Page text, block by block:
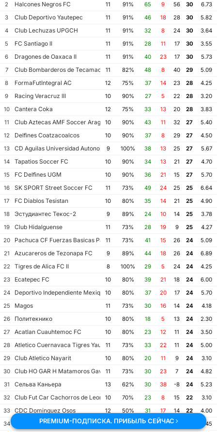
2
Halcones Negros FC 11 91% 65 9 56 30
6.73
3
Club Deportivo Yautepec 11 91% 46 18 28 30
5.82
4
Club Lechuzas UPGCH 11 91% 32 8 24 30
3.64
5
FC Santiago II 11 91% 28 11 17 30
3.55
6
Dragones de Oaxaca II 11 91% 40 23 17 30
5.73
7
Club Bombarderos de Tecamac 11 82% 48 8 40 29
5.09
8
FormaFutIntegral AC 12 75% 37 14 23 28
4.25
9
Racing Veracruz III 10 90% 27 5 22 28
3.20
10
Cantera Coka 12 75% 33 13 20 28
3.83
11
Club Aztecas AMF Soccer Aragon10 90% 43 11 32 27
5.40
12
Delfines Coatzacoalcos 10 90% 37 8 29 27
4.50
13
CD Aguilas Universidad Autonoma de Guerrero
9 100% 38 13 25 27
5.67
14
Tapatios Soccer FC 10 90% 34 13 21 27
4.70
15
FC Delfines UGM 10 90% 36 21 15 27
5.70
16
SK SPORT Street Soccer FC 11 73% 49 24 25 25
6.64
17
FC Diablos Tesistan 10 80% 35 14 21 25
4.90
18
Эстудиантес Текос-2 9 89% 24 10 14 25
3.78
19
Club Hidalguense 11 73% 28 19 9 25
4.27
20
Pachuca CF Fuerzas Basicas Pachuca CF III
11 73% 41 15 26 24
5.09
21
Azucareros de Tezonapa FC 9 89% 44 18 26 24
6.89
22
Tigres de Alica FC II 8 100% 29 5 24 24
4.25
23
Ecatepec FC 10 80% 39 21 18 24
6.00
24
Deportivo Independiente Mexiquense
10 80% 37 20 17 24
5.70
25
Magos 11 73% 30 16 14 24
4.18
26
Политекнико 10 80% 18 5 13 24
2.30
27
Acatlan Cuauhtemoc FC 10 80% 23 12 11 24
3.50
28
Atletico Cuernavaca Tigres Yautepec
11 73% 33 22 11 24
5.00
29
Club Atletico Nayarit 10 80% 20 11 9 24
3.10
30
Club HO GAR H Matamoros Gavilanes FC Matamoros II
11 73% 30 23 7 24
4.82
31
Сельва Каньера 13 62% 30 38 -8 24
5.23
32
Club Fut Car Cachorros de Leon 10 70% 23 8 15 22
3.10
33
CDC Dominguez Osos 12 50% 31 17 14 22
4.00
34
Universidad del Golfo de Mexico FC
11 64% 30 19 11 4.45
PREMIUM-ПОДПИСКА. ПРИБЫЛЬ СЕЙЧАС